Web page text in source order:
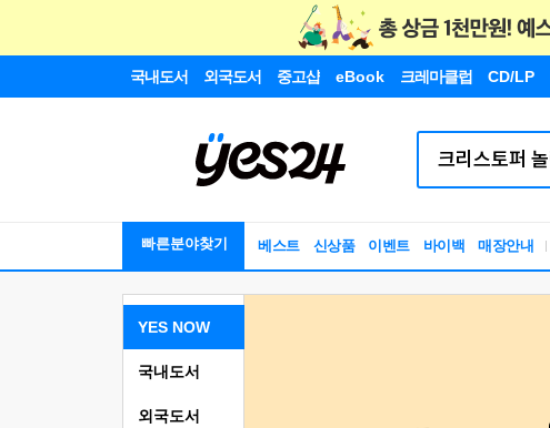
국내도서 외국도서 중고샵 eBook 크레마클럽 CD/LP
빠른분야찾기 베스트 신상품 이벤트 바이백 매장안내
YES NOW
국내도서
외국도서